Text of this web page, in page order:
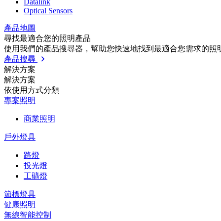
Optical Sensors
產品地圖
尋找最適合您的照明產品
使用我們的產品搜尋器，幫助您快速地找到最適合您需求的照
產品搜尋
解決方案
解決方案
依使⽤⽅式分類
專案照明
商業照明
戶外燈具
路燈
投光燈
工礦燈
節標燈具
健康照明
無線智能控制